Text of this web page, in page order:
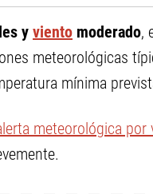
y viento moderado,
meteorológicas
mínima
meteorológica por